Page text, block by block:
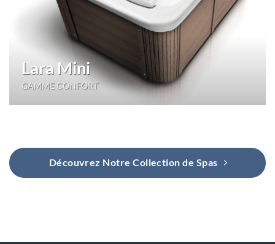
Lara Mini
GAMME CONFORT
Découvrez Notre Collection de Spas